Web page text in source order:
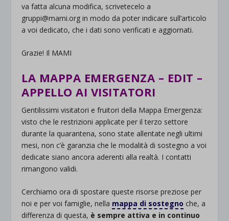
va fatta alcuna modifica, scrivetecelo a
gruppi@mami.org in modo da poter indicare sull’articolo
a voi dedicato, che i dati sono verificati e aggiornati.
Grazie! Il MAMI
LA MAPPA EMERGENZA – EDIT –
APPELLO AI VISITATORI
Gentilissimi visitatori e fruitori della Mappa Emergenza:
visto che le restrizioni applicate per il terzo settore
durante la quarantena, sono state allentate negli ultimi
mesi, non c’è garanzia che le modalità di sostegno a voi
dedicate siano ancora aderenti alla realtà. I contatti
rimangono validi.
Cerchiamo ora di spostare queste risorse preziose per
noi e per voi famiglie, nella mappa di sostegno che, a
differenza di questa, è sempre attiva e in continuo